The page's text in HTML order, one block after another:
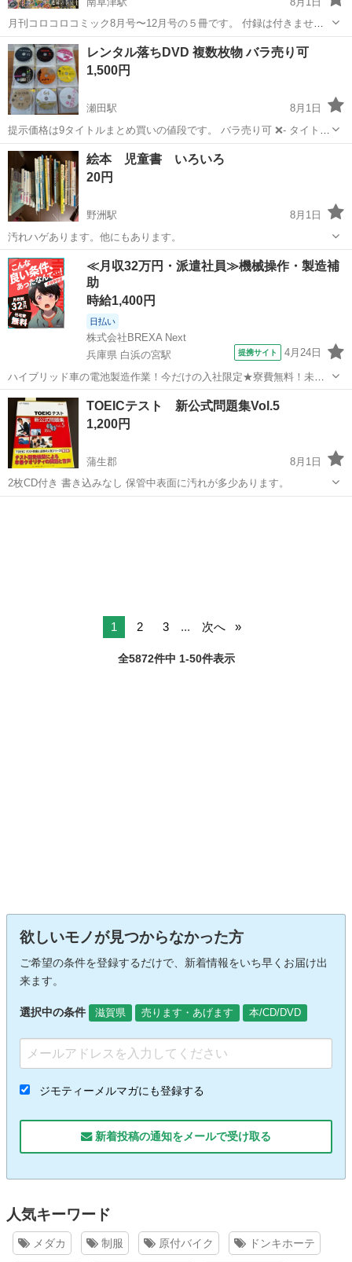
月刊コロコロコミック8月号〜12月号の５冊です。 付録は付きませ
ん。
滋賀 草津市 南草津駅 マンガ、コミック、アニメ
コロコロコミック
レンタル落ちDVD 複数枚物 バラ売り可
1,500円
瀬田駅
8月1日
提示価格は9タイトルまとめ買いの値段です。 バラ売り可 ❌- タイト
ル:MR.BRAIN ５巻 ￥700 ❌- タイトル:犯罪症候群６巻 ￥500 ❌- タイ
トル:伊藤くんAtoE ３巻 ￥500 ...
滋賀 大津市 瀬田駅 DVD/ブルーレイ
絵本 児童書 いろいろ
20円
野洲駅
8月1日
汚れハゲあります。他にもあります。
滋賀 野洲市 野洲駅 絵本
≪月収32万円・派遣社員≫機械操作・製造補
助
時給1,400円
日払い
株式会社BREXA Next
兵庫県 白浜の宮駅
提携サイト 4月24日
ハイブリッド車の電池製造作業！今だけの入社限定★寮費無料！未経
験活躍中★20～50代の男性活躍中！安定企業で長期で働きたい方オス
スメ！年間休日130日！正社員登用制度あり！マイカー通勤OK！ワン
ルーム寮完備！《兵庫県姫路市》...
兵庫 姫路市 白浜の宮駅 その他
TOEICテスト 新公式問題集Vol.5
1,200円
蒲生郡
8月1日
2枚CD付き 書き込みなし 保管中表面に汚れが多少あります。
1 2 3 ... 次へ
全5872件中 1-50件表示
欲しいモノが見つからなかった方
ご希望の条件を登録するだけで、新着情報をいち早くお届け出
来ます。
選択中の条件 滋賀県 売ります・あげます 本/CD/DVD
ジモティーメルマガにも登録する
新着投稿の通知をメールで受け取る
人気キーワード
メダカ 制服 原付バイク ドンキホーテ